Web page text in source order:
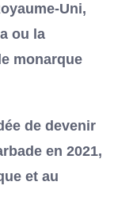
Uni,
ou la
monarque
de devenir
en 2021,
et au